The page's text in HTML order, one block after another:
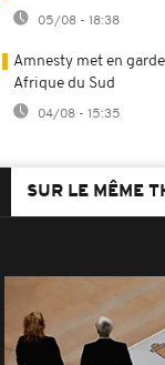
05/08 - 18:38
Amnesty met en
Afrique du Sud
04/08 - 15:35
SUR LE MÊME